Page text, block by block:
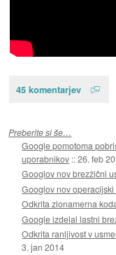
45 komentarjev
Preberite si še…
Google pomotoma
uporabnikov ::26. feb
Googlov nov brezžični
Googlov nov
Odkrita zlonamerna
Google izdelal lastni
Odkrita ranljivost v
3. jan 2014